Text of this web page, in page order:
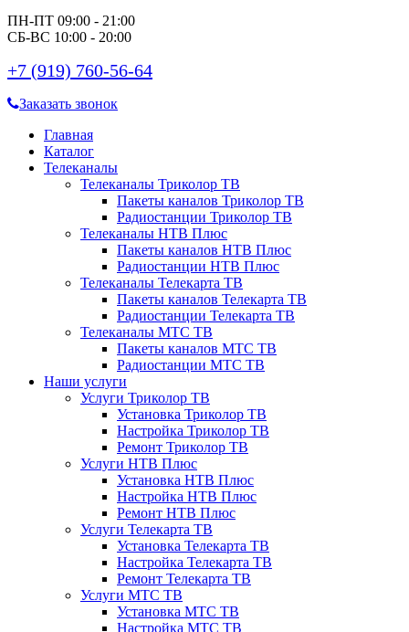
ПН-ПТ 09:00 - 21:00
СБ-ВС 10:00 - 20:00
+7 (919) 760-56-64
Заказать звонок
Главная
Каталог
Телеканалы
Телеканалы Триколор ТВ
Пакеты каналов Триколор ТВ
Радиостанции Триколор ТВ
Телеканалы НТВ Плюс
Пакеты каналов НТВ Плюс
Радиостанции НТВ Плюс
Телеканалы Телекарта ТВ
Пакеты каналов Телекарта ТВ
Радиостанции Телекарта ТВ
Телеканалы МТС ТВ
Пакеты каналов МТС ТВ
Радиостанции МТС ТВ
Наши услуги
Услуги Триколор ТВ
Установка Триколор ТВ
Настройка Триколор ТВ
Ремонт Триколор ТВ
Услуги НТВ Плюс
Установка НТВ Плюс
Настройка НТВ Плюс
Ремонт НТВ Плюс
Услуги Телекарта ТВ
Установка Телекарта ТВ
Настройка Телекарта ТВ
Ремонт Телекарта ТВ
Услуги МТС ТВ
Установка МТС ТВ
Настройка МТС ТВ